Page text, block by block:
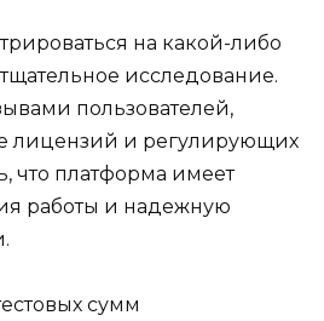
на какой-либо
исследование.
пользователей,
лицензий и регулирующих
что платформа имеет
работы и надежную
сумм